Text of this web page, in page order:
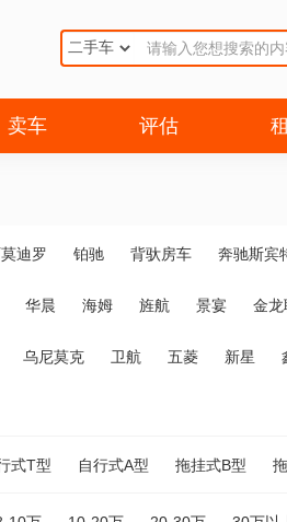
卖车 评估
迪罗 铂驰 背驮房车 奔驰斯宾
华晨 海姆 旌航 景宴 金龙
乌尼莫克 卫航 五菱 新星
式T型 自行式A型 拖挂式B型